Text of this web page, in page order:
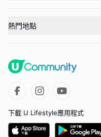
熱門地點
下載 U Lifestyle應用程式